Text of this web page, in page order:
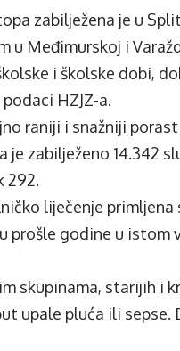
zabilježena je u
u Međimurskoj i
i školske dobi,
HZJZ-a.
raniji i snažniji
zabilježeno 14.342
292.
liječenje primljena
prošle godine u istom
skupinama, starijih i
upale pluća ili sepse.